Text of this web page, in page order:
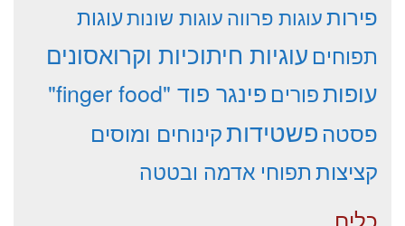
פירותעוגות פרווהעוגות שונותעוגות
תפוחים עוגיות חיתוכיות וקרואסונים
עופותפורים פינגר פוד "finger food"
פסטהפשטידותקינוחים ומוסים
קציצותתפוחי אדמה ובטטה
כלים